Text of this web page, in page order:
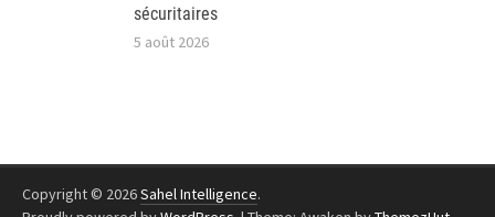
sécuritaires
5 août 2026
Copyright © 2026Sahel Intelligence.